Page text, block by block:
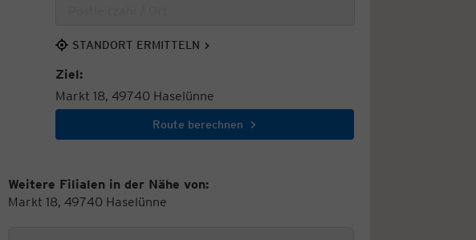
STANDORT ERMITTELN
Ziel:
Markt 18, 49740 Haselünne
Route berechnen
Weitere Filialen in der Nähe von:
Markt 18, 49740 Haselünne